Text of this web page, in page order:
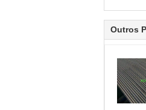
Outros